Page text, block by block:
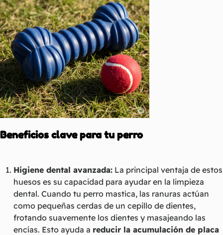
Beneficios clave para tu perro
Higiene dental avanzada: La principal ventaja de estos
huesos es su capacidad para ayudar en la limpieza
dental. Cuando tu perro mastica, las ranuras actúan
como pequeñas cerdas de un cepillo de dientes,
frotando suavemente los dientes y masajeando las
encías. Esto ayuda a reducir la acumulación de placa